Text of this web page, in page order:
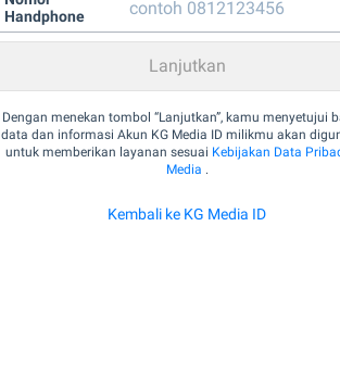
Handphone
Dengan menekan tombol “Lanjutkan”, kamu menyetujui
data dan informasi Akun KG Media ID milikmu akan
untuk memberikan layanan sesuai Kebijakan Data
Media .
Kembali ke KG Media ID